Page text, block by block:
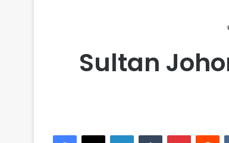
Sultan